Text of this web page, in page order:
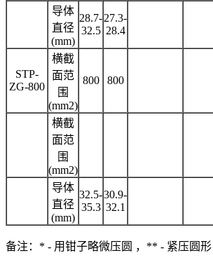
导体
直径
(mm)
28.7-
32.5
27.3-
28.4
STP-
ZG-800
横截
面范
围
(mm2)
800 800
横截
面范
围
(mm2)
导体
直径
(mm)
32.5-
35.3
30.9-
32.1
备注：* - 用钳子略微压圆 ，** - 紧压圆形